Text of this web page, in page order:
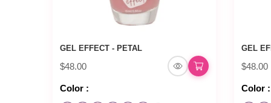
GEL EFFECT - PETAL
$48.00
Color :
GEL
$48.00
Color :